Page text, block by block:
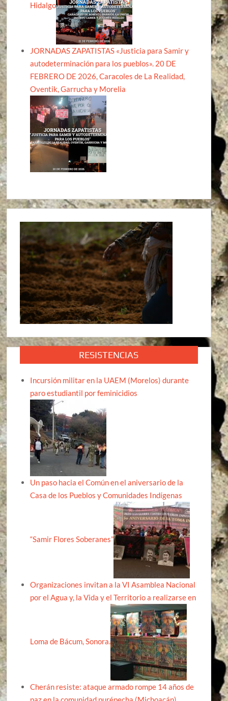
Hidalgo
JORNADAS ZAPATISTAS «Justicia para Samir y
autodeterminación para los pueblos». 20 DE
FEBRERO DE 2026, Caracoles de La Realidad,
Oventik, Garrucha y Morelia
RESISTENCIAS
Incursión militar en la UAEM (Morelos) durante
paro estudiantil por feminicidios
Un paso hacia el Común en el aniversario de la
Casa de los Pueblos y Comunidades Indígenas
“Samir Flores Soberanes”
Organizaciones invitan a la VI Asamblea Nacional
por el Agua y, la Vida y el Territorio a realizarse en
Loma de Bácum, Sonora.
Cherán resiste: ataque armado rompe 14 años de